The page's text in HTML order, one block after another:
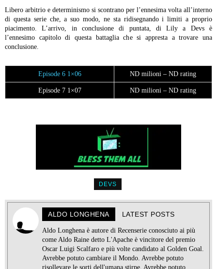
Libero arbitrio e determinismo si scontrano per l’ennesima volta all’interno
di questa serie che, a suo modo, ne sta ridisegnando i limiti a proprio
piacimento. L’arrivo, in conclusione di puntata, di Lily a Devs è
l’ennesimo capitolo di questa battaglia che si appresta a trovare una
conclusione.
Episode 6 1×06 ND milioni – ND rating
Episode 7 1×07 ND milioni – ND rating
DEVS
ALDO LONGHENA LATEST POSTS
Aldo Longhena è autore di Recenserie conosciuto ai più
come Aldo Raine detto L'Apache è vincitore del premio
Oscar Luigi Scalfaro e più volte candidato al Golden Goal.
Avrebbe potuto cambiare il Mondo. Avrebbe potuto
risollevare le sorti dell'umana stirpe. Avrebbe potuto